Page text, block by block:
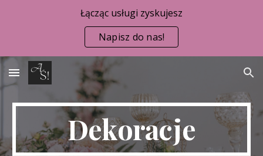
Skip to main content
Łącząc usługi zyskujesz
Napisz do nas!
Dekoracje